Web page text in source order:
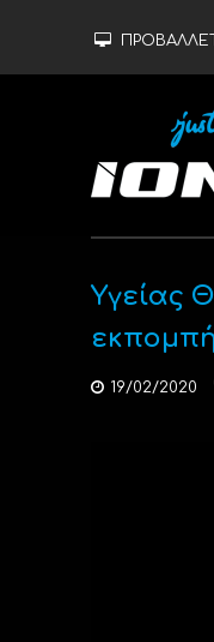
Υγείας
19/02/2020